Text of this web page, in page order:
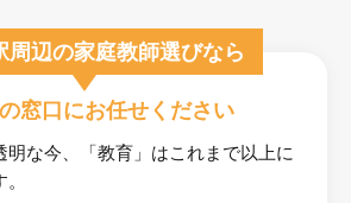
周辺の家庭教師選びなら
窓口にお任せください
明な今、「教育」はこれまで以上に